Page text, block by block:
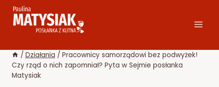
Przejdź
/ Działania / Pracownicy samorządowi bez podwyżek!
Czy rząd o nich zapomniał? Pyta w Sejmie posłanka
Matysiak